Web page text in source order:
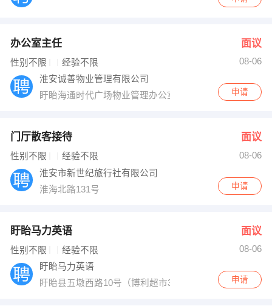
办公室主任 面议
性别不限 经验不限
08-06
淮安诚善物业管理有限公司
盱眙海通时代广场物业管理办公室
申请
门厅散客接待 面议
性别不限 经验不限
08-06
淮安市新世纪旅行社有限公司
淮海北路131号
申请
盱眙马力英语 面议
性别不限 经验不限
08-06
盱眙马力英语
盱眙县五墩西路10号（博利超市3楼）
申请